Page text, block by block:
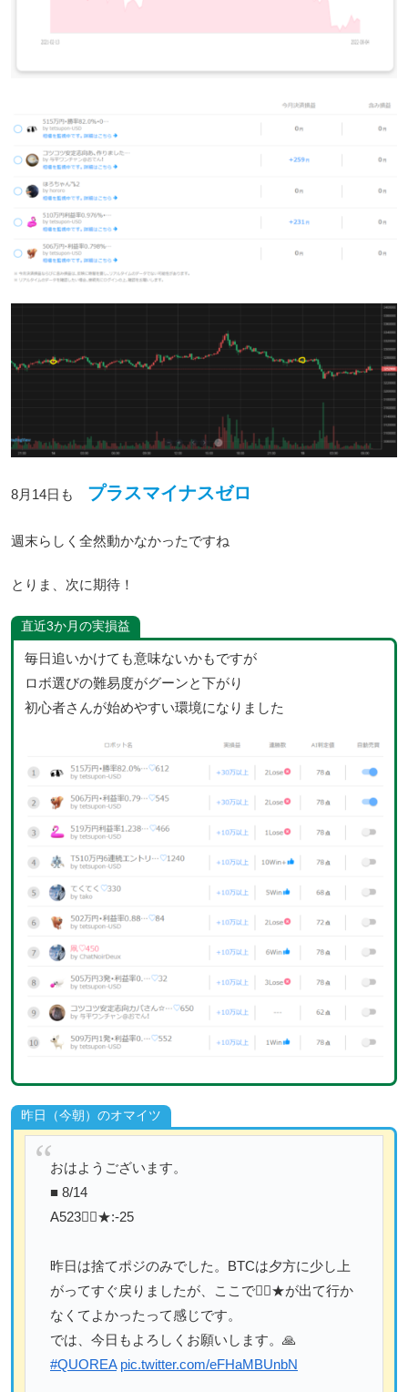
8月14日も プラスマイナスゼロ
週末らしく全然動かなかったですね
とりま、次に期待！
直近3か月の実損益
毎日追いかけても意味ないかもですが
ロボ選びの難易度がグーンと下がり
初心者さんが始めやすい環境になりました
昨日（今朝）のオマイツ
おはようございます。
■ 8/14
A523🏴‍☠️★:-25
昨日は捨てポジのみでした。BTCは夕方に少し上
がってすぐ戻りましたが、ここで🏴‍☠️★が出て行か
なくてよかったって感じです。
では、今日もよろしくお願いします。🙏
#QUOREA pic.twitter.com/eFHaMBUnbN